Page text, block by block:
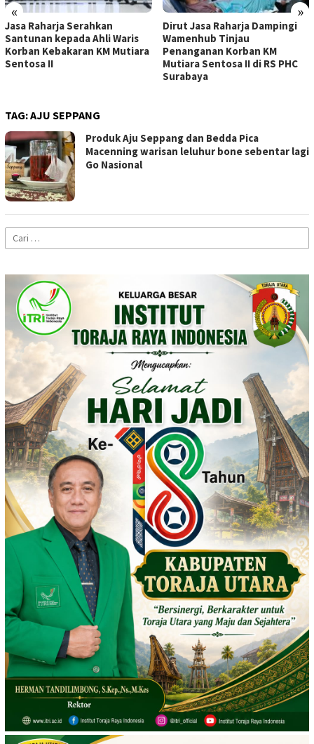
« »
Jasa Raharja Serahkan
Santunan kepada Ahli Waris
Korban Kebakaran KM Mutiara
Sentosa II
Dirut Jasa Raharja Dampingi
Wamenhub Tinjau
Penanganan Korban KM
Mutiara Sentosa II di RS PHC
Surabaya
TAG:AJU SEPPANG
Produk Aju Seppang dan Bedda Pica
Macenning warisan leluhur bone sebentar lagi
Go Nasional
Cari
untuk: